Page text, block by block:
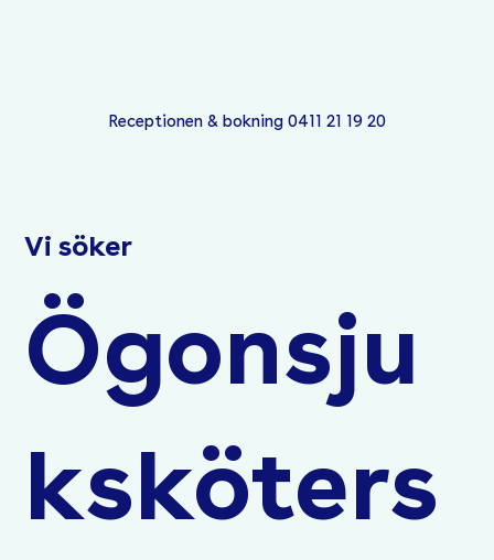
Receptionen & bokning 0411 21 19 20
Vi söker
Ögonsju
ksköters